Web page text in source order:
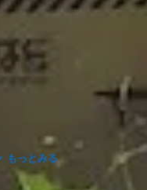
ーナル攻略
もっとみる